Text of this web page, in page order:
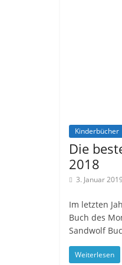
Kinderbücher
Die
2018
3. Januar 2019
Im letzten
Buch des
Sandwolf
Weiterlesen